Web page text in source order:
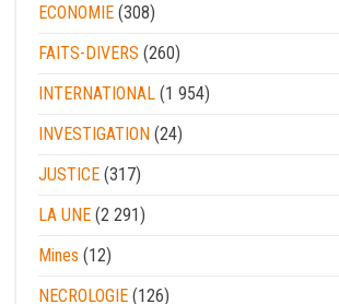
ECONOMIE (308)
FAITS-DIVERS (260)
INTERNATIONAL (1 954)
INVESTIGATION (24)
JUSTICE (317)
LA UNE (2 291)
Mines (12)
NECROLOGIE (126)